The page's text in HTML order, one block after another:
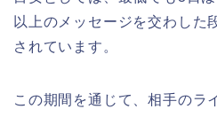
以上のメッセージを交わした
されています。
この期間を通じて、相手のラ